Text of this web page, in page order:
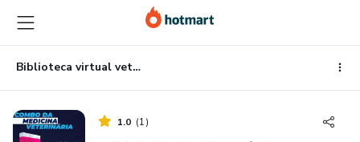
para
o
conteúdo
principal
para
o
pagamento
para
o
rodapé
Biblioteca virtual veterinária
1.0 (1)